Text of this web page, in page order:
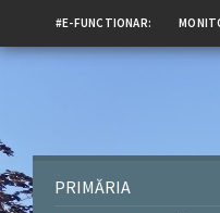
#E-FUNCTIONAR:
PRIMĂRIA